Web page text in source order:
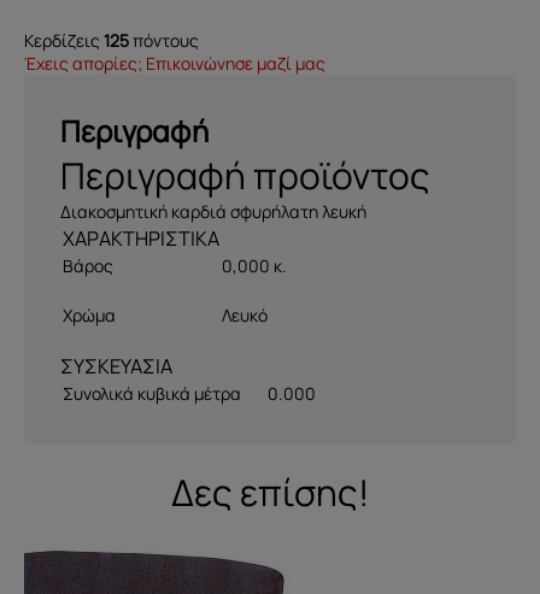
Κερδίζεις 125πόντους
Έχεις απορίες; Επικοινώνησε μαζί μας
Περιγραφή
Περιγραφή προϊόντος
Διακοσμητική καρδιά σφυρήλατη λευκή
Βάρος 0,000 κ.
Χρώμα Λευκό
ΣΥΣΚΕΥΑΣΙΑ
Συνολικά κυβικά μέτρα 0.000
Δες επίσης!